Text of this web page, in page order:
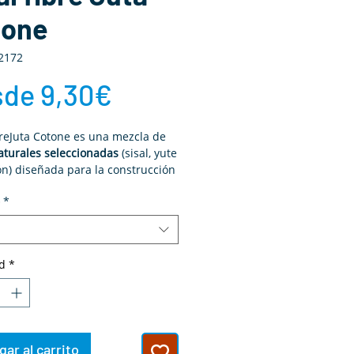
9,30€
de
oferta
Cotone es una mezcla de
seleccionadas (sisal, yute
diseñada para la construcción
Un material limpio,
muy manejable que facilita
y bien estructurados.
*
*
al carrito